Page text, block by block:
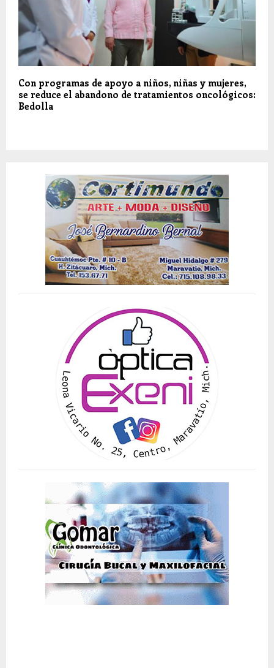
Con programas de apoyo a niños, niñas y mujeres,
se reduce el abandono de tratamientos oncológicos:
Bedolla